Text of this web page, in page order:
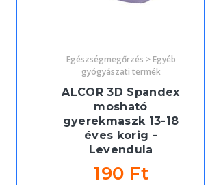
Egészségmegőrzés > Egyéb
gyógyászati termék
ALCOR 3D Spandex
mosható
gyerekmaszk 13-18
éves korig -
Levendula
190 Ft